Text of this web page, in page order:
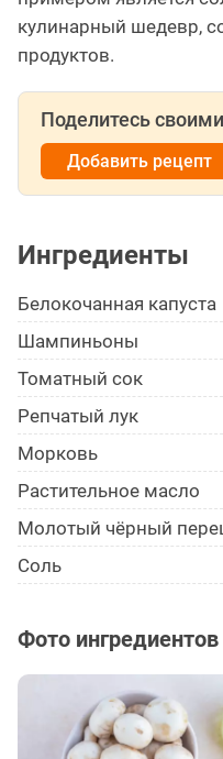
кулинарный шедевр,
продуктов.
Поделитесь
Добавить рецепт
Ингредиенты
Белокоча­нная капуста
Шампиньоны
Томатный сок
Репчатый лук
Морковь
Растительное масло
Молотый чёрный
Соль
Фото ингредиентов